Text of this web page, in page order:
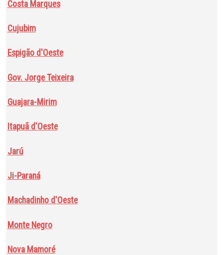
Costa Marques
Cujubim
Espigão d'Oeste
Gov. Jorge Teixeira
Guajara-Mirim
Itapuã d'Oeste
Jarú
Ji-Paraná
Machadinho d'Oeste
Monte Negro
Nova Mamoré